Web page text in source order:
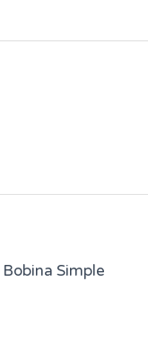
Bobina Simple